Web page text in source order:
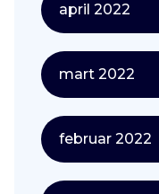
april 2022
mart 2022
februar 2022